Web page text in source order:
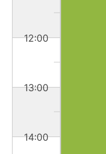
12:00
13:00
14:00